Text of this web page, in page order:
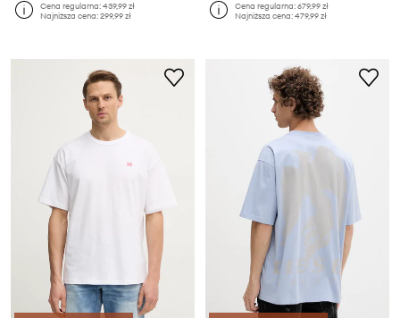
Cena regularna:439,99 zł
Najniższa cena:299,99 zł
Cena regularna:679,99 zł
Najniższa cena:479,99 zł